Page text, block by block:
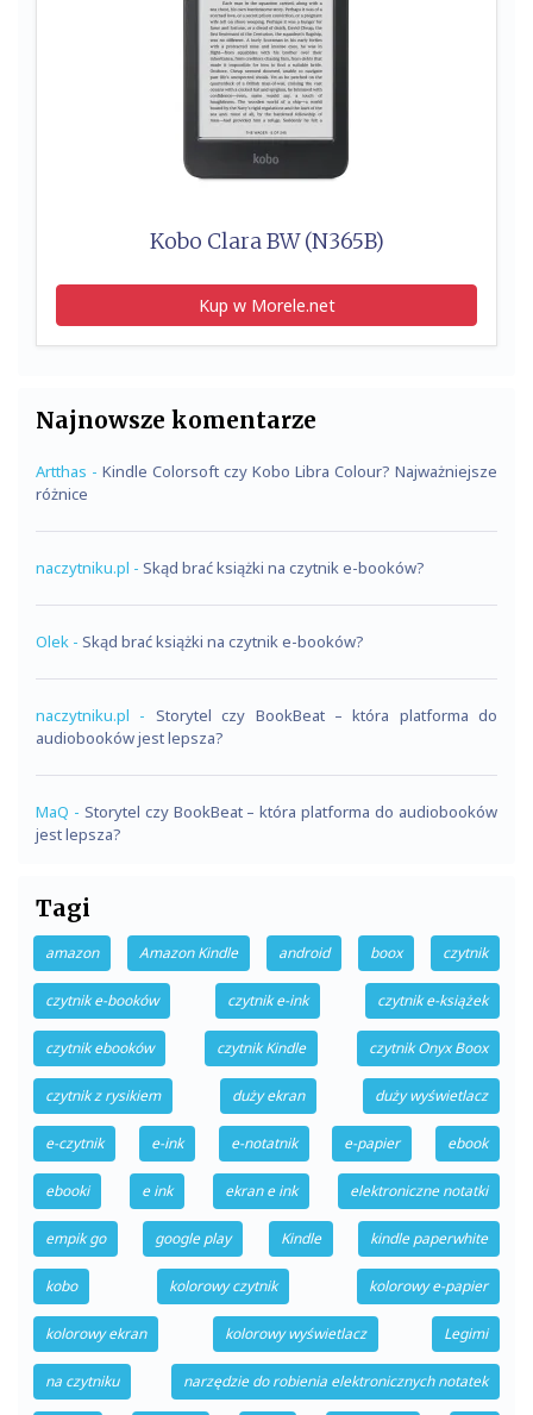
Kobo Clara BW (N365B)
Kup w Morele.net
Najnowsze komentarze
Artthas - Kindle Colorsoft czy Kobo Libra Colour? Najważniejsze
różnice
naczytniku.pl - Skąd brać książki na czytnik e-booków?
Olek - Skąd brać książki na czytnik e-booków?
naczytniku.pl - Storytel czy BookBeat – która platforma do
audiobooków jest lepsza?
MaQ - Storytel czy BookBeat – która platforma do audiobooków
jest lepsza?
Tagi
amazon Amazon Kindle android boox czytnik
czytnik e-booków czytnik e-ink czytnik e-książek
czytnik ebooków czytnik Kindle czytnik Onyx Boox
czytnik z rysikiem duży ekran duży wyświetlacz
e-czytnik e-ink e-notatnik e-papier ebook
ebooki e ink ekran e ink elektroniczne notatki
empik go google play Kindle kindle paperwhite
kobo kolorowy czytnik kolorowy e-papier
kolorowy ekran kolorowy wyświetlacz Legimi
na czytniku narzędzie do robienia elektronicznych notatek